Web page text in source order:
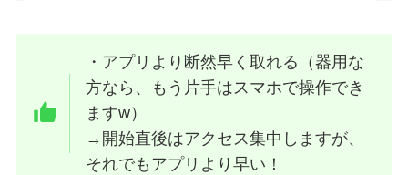
・ アプリより断然早く取れる
（器用な
方なら、もう片手はスマホで操作でき
ますw）
→開始直後はアクセス集中しますが、
それでもアプリより早い！